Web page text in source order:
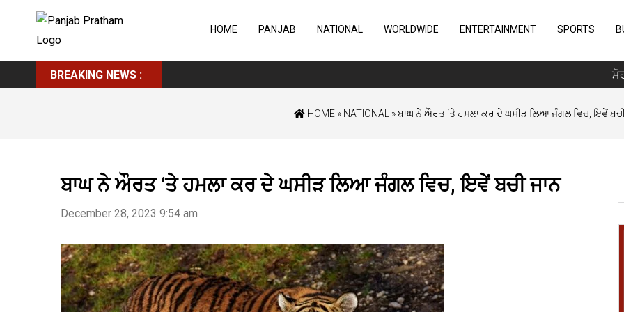
HOME PANJAB NATIONAL WORLDWIDE ENTERTAINMENT SPORTS
BREAKING NEWS :
HOME» NATIONAL » ਬਾਘ ਨੇ ਔਰਤ ‘ਤੇ ਹਮਲਾ ਕਰ ਦੇ ਘਸੀੜ ਲਿਆ ਜੰਗਲ ਵਿਚ, ਇਵੇਂ
ਬਾਘ ਨੇ ਔਰਤ ‘ਤੇ ਹਮਲਾ ਕਰ ਦੇ ਘਸੀੜ ਲਿਆ ਜੰਗਲ ਵਿਚ, ਇਵੇਂ ਬਚੀ ਜਾਨ
December 28, 2023 9:54 am